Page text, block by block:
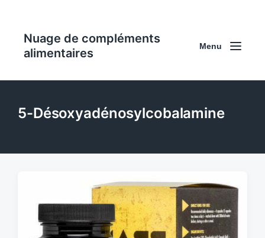
Nuage de compléments
alimentaires
Menu
5-Désoxyadénosylcobalamine